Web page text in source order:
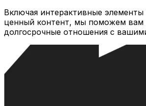
Включая интерактивные элементы
ценный контент, мы поможем вам
долгосрочные отношения с